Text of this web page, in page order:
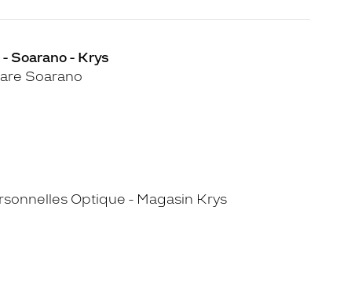
Soarano - Krys
Soarano
Optique - Magasin Krys